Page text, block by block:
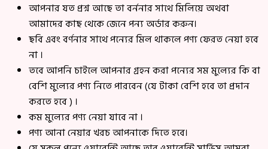
আপনার যত প্রশ্ন আছে তা বর্ননার সাথে মিলিয়ে অথবা
আমাদের কাছ থেকে জেনে পন্য অর্ডার করুন।
ছবি এবং বর্ণনার সাথে পন্যের মিল থাকলে পণ্য ফেরত নেয়া হবে
না ।
তবে আপনি চাইলে আপনার গ্রহন করা পন্যের সম মুল্যের কি বা
বেশি মুল্যের পণ্য নিতে পারবেন (যে টাকা বেশি হবে তা প্রদান
করতে হবে ) ।
কম মুল্যের পণ্য নেয়া যাবে না ।
পণ্য আনা নেয়ার খরচ আপনাকে দিতে হবে।